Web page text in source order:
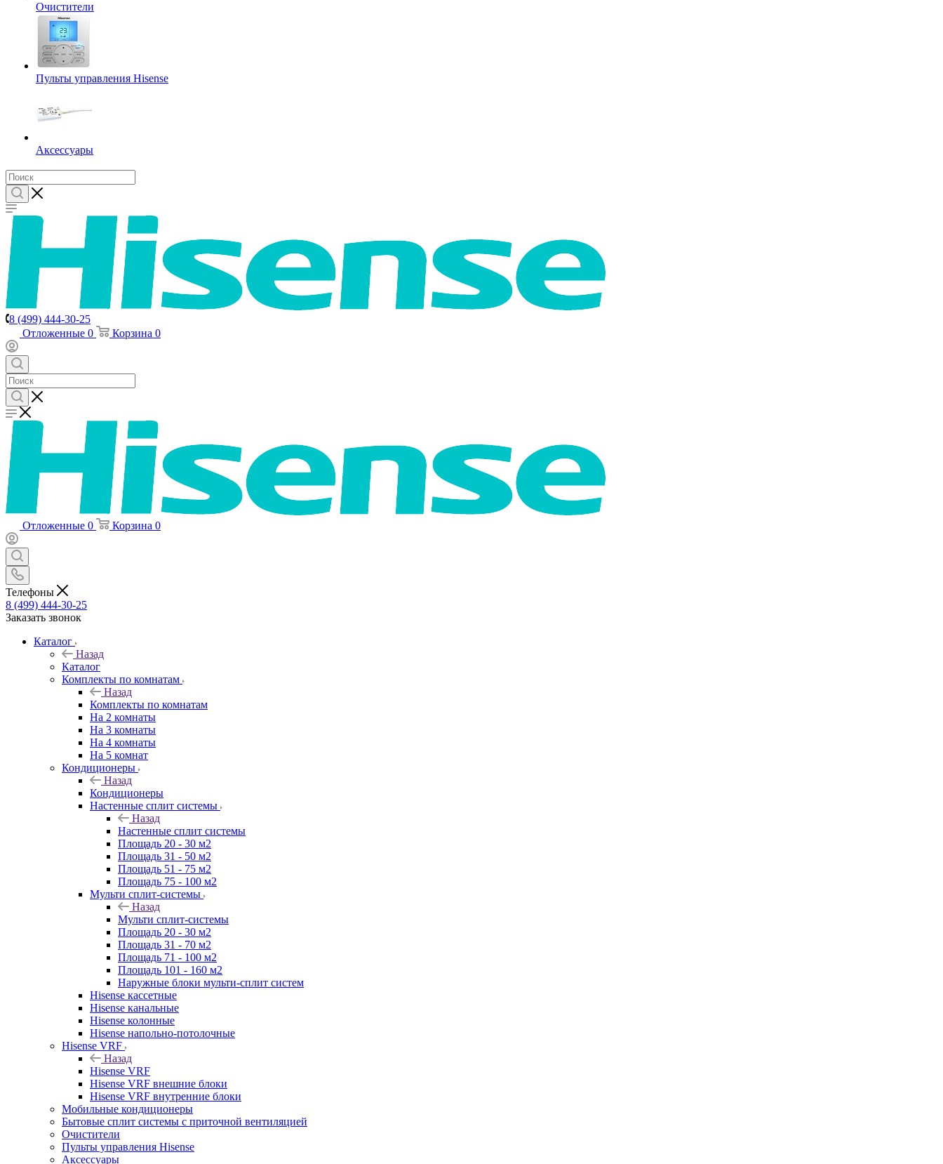
Очистители
Пульты управления Hisense
Аксессуары
8 (499) 444-30-25
Отложенные 0 Корзина 0
Отложенные 0 Корзина 0
Телефоны
8 (499) 444-30-25
Заказать звонок
Каталог
Назад
Каталог
Комплекты по комнатам
Назад
Комплекты по комнатам
На 2 комнаты
На 3 комнаты
На 4 комнаты
На 5 комнат
Кондиционеры
Назад
Кондиционеры
Настенные сплит системы
Назад
Настенные сплит системы
Площадь 20 - 30 м2
Площадь 31 - 50 м2
Площадь 51 - 75 м2
Площадь 75 - 100 м2
Мульти сплит-системы
Назад
Мульти сплит-системы
Площадь 20 - 30 м2
Площадь 31 - 70 м2
Площадь 71 - 100 м2
Площадь 101 - 160 м2
Наружные блоки мульти-сплит систем
Hisense кассетные
Hisense канальные
Hisense колонные
Hisense напольно-потолочные
Hisense VRF
Назад
Hisense VRF
Hisense VRF внешние блоки
Hisense VRF внутренние блоки
Мобильные кондиционеры
Бытовые сплит системы с приточной вентиляцией
Очистители
Пульты управления Hisense
Аксессуары